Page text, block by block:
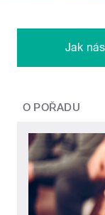
Jak
O POŘADU